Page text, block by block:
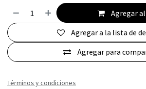
Agregar
Agregar para
Agregar a la lista de
Términos y condiciones